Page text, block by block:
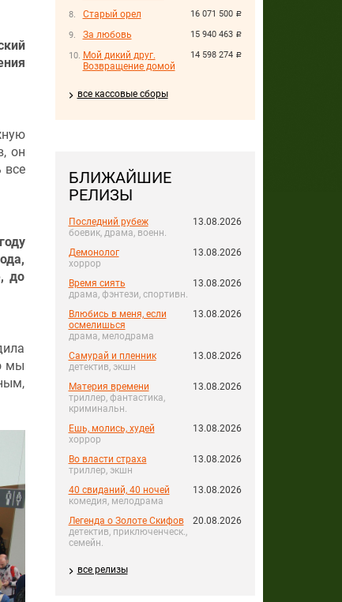
16 071 500 руб.
Старый орел
15 940 463 руб.
За любовь
14 598 274 руб.
Мой дикий друг.
Возвращение домой
все кассовые сборы
БЛИЖАЙШИЕ
РЕЛИЗЫ
Последний рубеж
боевик, драма, военн.
13.08.2026
Демонолог
хоррор
13.08.2026
Время сиять
драма, фэнтези, спортивн.
13.08.2026
Влюбись в меня, если
осмелишься
драма, мелодрама
13.08.2026
Самурай и пленник
детектив, экшн
13.08.2026
Материя времени
триллер, фантастика,
криминальн.
13.08.2026
Ешь, молись, худей
хоррор
13.08.2026
Во власти страха
триллер, экшн
13.08.2026
40 свиданий, 40 ночей
комедия, мелодрама
13.08.2026
Легенда о Золоте Скифов
детектив, приключенческ.,
семейн.
20.08.2026
все релизы
он
все
до
мы